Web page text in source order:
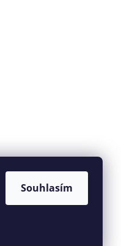
Souhlasím